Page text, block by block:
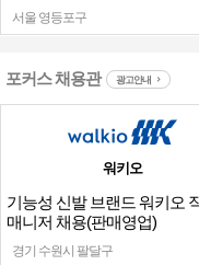
서울 영등포구
포커스 채용관 광고안내
워키오
기능성 신발 브랜드 워키오
매니저 채용(판매영업)
경기 수원시 팔달구